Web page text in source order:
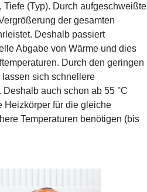
(Typ). Durch aufgeschweißte
der gesamten
Deshalb passiert
Abgabe von Wärme und dies
Durch den geringen
sich schnellere
auch schon ab 55 °C
Heizkörper für die gleiche
Temperaturen benötigen (bis